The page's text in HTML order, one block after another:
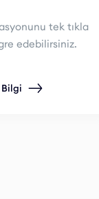
tek tıkla
edebilirsiniz.
Bilgi